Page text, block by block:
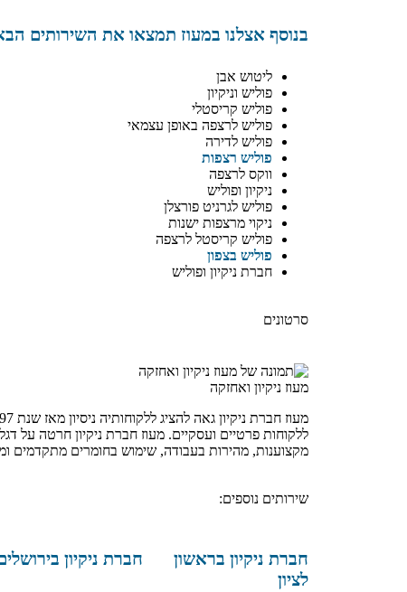
בנוסף אצלנו במעוז תמצאו את השירותים
ליטוש אבן
פוליש וניקיון
פוליש קריסטלי
פוליש לרצפה באופן עצמאי
פוליש לדירה
פוליש רצפות
ווקס לרצפה
ניקיון ופוליש
פוליש לגרניט פורצלן
ניקוי מרצפות ישנות
פוליש קריסטל לרצפה
פוליש בצפון
חברת ניקיון ופוליש
סרטונים
מעוז ניקיון ואחזקה
ללקוחות פרטיים ועסקיים. מעוז חברת ניקיון חרטה על
מקצוענות, מהירות בעבודה, שימוש בחומרים מתקדמים
שירותים נוספים:
חברת ניקיון בראשון
לציון
חברת ניקיון